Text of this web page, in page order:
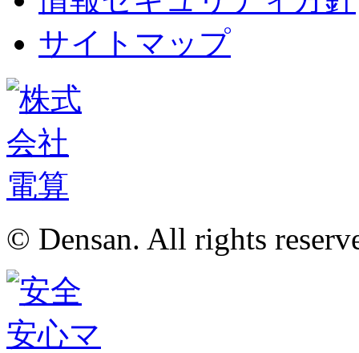
サイトマップ
© Densan. All rights